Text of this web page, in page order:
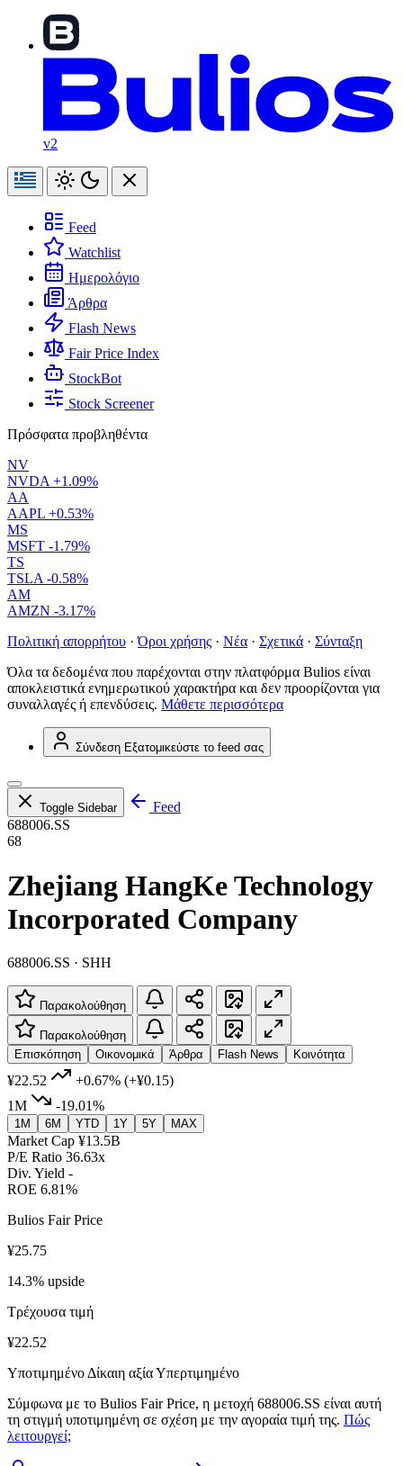
v2
Feed
Watchlist
Ημερολόγιο
Άρθρα
Flash News
Fair Price Index
StockBot
Stock Screener
Πρόσφατα προβληθέντα
NV
NVDA +1.09%
AA
AAPL +0.53%
MS
MSFT -1.79%
TS
TSLA -0.58%
AM
AMZN -3.17%
Πολιτική απορρήτου · Όροι χρήσης · Νέα · Σχετικά · Σύνταξη
Όλα τα δεδομένα που παρέχονται στην πλατφόρμα Bulios είναι
αποκλειστικά ενημερωτικού χαρακτήρα και δεν προορίζονται για
συναλλαγές ή επενδύσεις. Μάθετε περισσότερα
Σύνδεση Εξατομικεύστε το feed σας
Toggle Sidebar
Feed
688006.SS
68
Zhejiang HangKe Technology
Incorporated Company
688006.SS · SHH
Παρακολούθηση
Παρακολούθηση
Επισκόπηση
Οικονομικά Άρθρα Flash News Κοινότητα
¥22.52 +0.67% (+¥0.15)
1M
-19.01%
1M 6M YTD 1Y 5Y MAX
Market Cap ¥13.5B
P/E Ratio 36.63x
Div. Yield -
ROE 6.81%
Bulios Fair Price
¥25.75
14.3% upside
Τρέχουσα τιμή
¥22.52
Υποτιμημένο Δίκαιη αξίαΥπερτιμημένο
Σύμφωνα με το Bulios Fair Price, η μετοχή 688006.SS είναι αυτή
τη στιγμή υποτιμημένη σε σχέση με την αγοραία τιμή της. Πώς
λειτουργεί;